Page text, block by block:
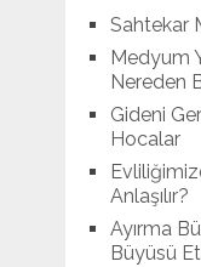
Sahtekar
Medyum
Nereden
Gideni
Hocalar
Anlaşılır?
Ayırma
Büyüsü